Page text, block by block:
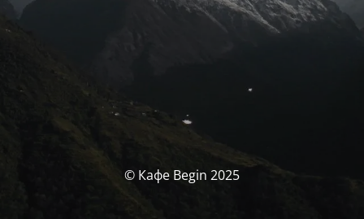
© Кафе Begin 2025